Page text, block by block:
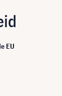
EU